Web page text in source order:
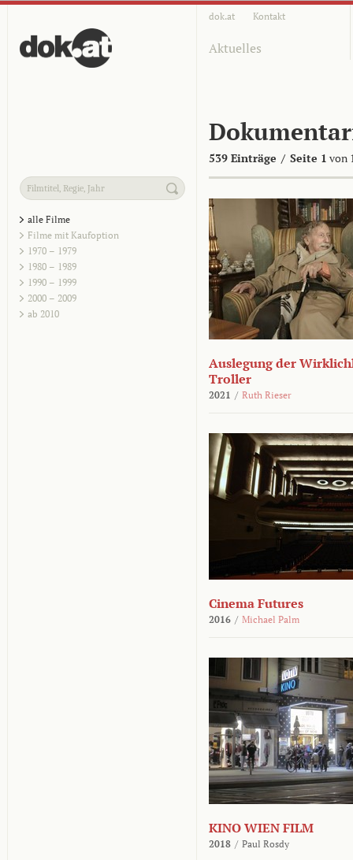
dok.at Kontakt
Aktuelles
539 Einträge / Seite 1 von
alle Filme
Filme mit Kaufoption
1970 – 1979
1980 – 1989
1990 – 1999
2000 – 2009
ab 2010
Auslegung der
Troller
2021 / Ruth Rieser
Cinema Futures
2016 / Michael Palm
KINO WIEN FILM
2018 / Paul Rosdy